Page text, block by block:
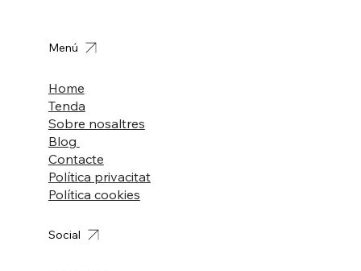
Home
Tenda
Sobre nosaltres
Blog
Contacte
Política privacitat
Política cookies
Menú
Social